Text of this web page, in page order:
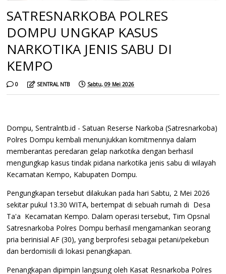
SATRESNARKOBA POLRES
DOMPU UNGKAP KASUS
NARKOTIKA JENIS SABU DI
KEMPO
0 SENTRAL NTB Sabtu, 09 Mei 2026
Dompu, Sentralntb.id - Satuan Reserse Narkoba (Satresnarkoba)
Polres Dompu kembali menunjukkan komitmennya dalam
memberantas peredaran gelap narkotika dengan berhasil
mengungkap kasus tindak pidana narkotika jenis sabu di wilayah
Kecamatan Kempo, Kabupaten Dompu.
Pengungkapan tersebut dilakukan pada hari Sabtu, 2 Mei 2026
sekitar pukul 13.30 WITA, bertempat di sebuah rumah di Desa
Ta'a Kecamatan Kempo. Dalam operasi tersebut, Tim Opsnal
Satresnarkoba Polres Dompu berhasil mengamankan seorang
pria berinisial AF (30), yang berprofesi sebagai petani/pekebun
dan berdomisili di lokasi penangkapan.
Penangkapan dipimpin langsung oleh Kasat Resnarkoba Polres